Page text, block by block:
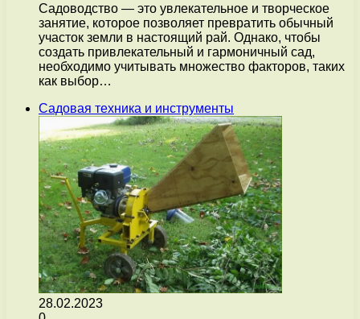
Садоводство — это увлекательное и творческое
занятие, которое позволяет превратить обычный
участок земли в настоящий рай. Однако, чтобы
создать привлекательный и гармоничный сад,
необходимо учитывать множество факторов, таких
как выбор…
Садовая техника и инструменты
28.02.2023